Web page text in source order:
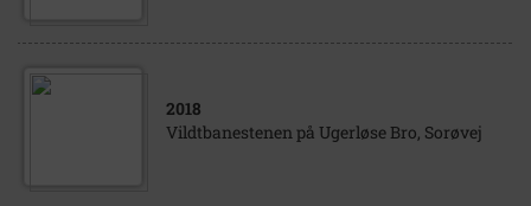
2018
Vildtbanestenen på Ugerløse Bro, Sorøvej